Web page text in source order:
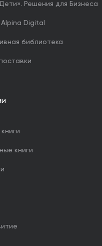
Решения для Бизнеса
Alpina Digital
библиотека
книги